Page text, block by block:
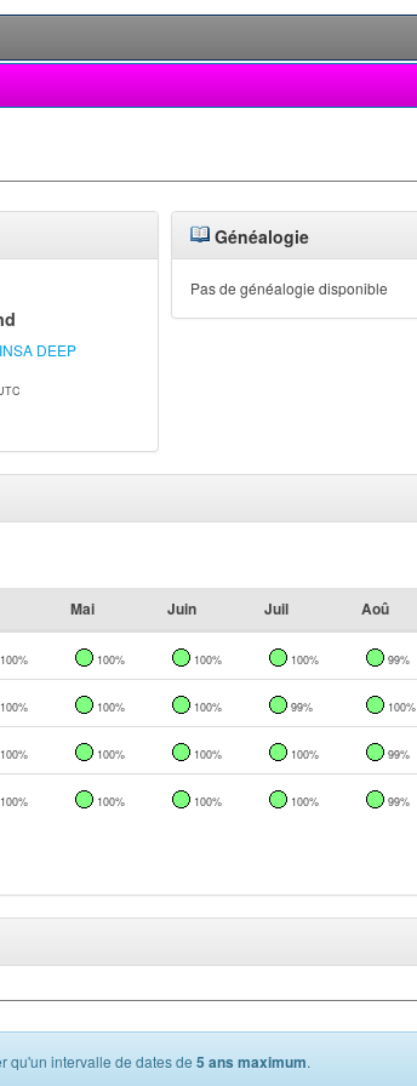
INSA DEEP
Généalogie
Pas de généalogie disponible
Mai Juin Juil Aoû
100% 100% 100% 100% 99%
100% 100% 100% 99% 100%
100% 100% 100% 100% 99%
100% 100% 100% 100% 99%
qu'un intervalle de dates de 5 ans maximum.